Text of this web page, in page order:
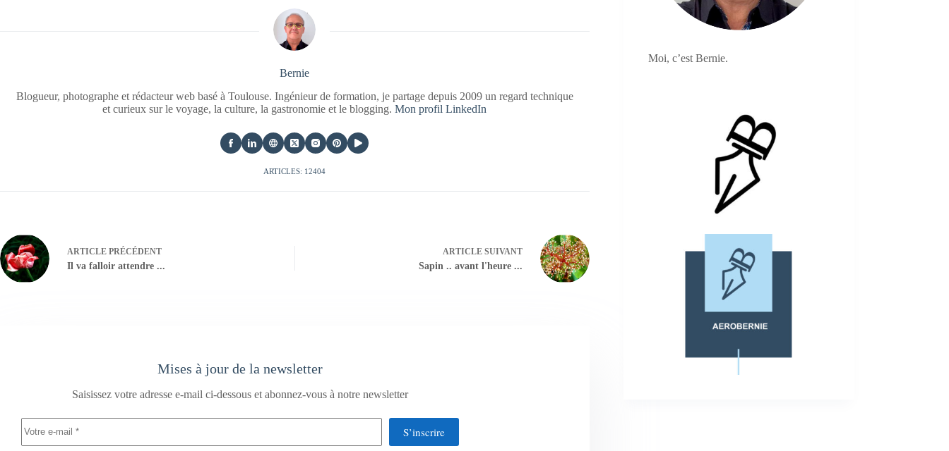
Bernie
Blogueur, photographe et rédacteur web basé à Toulouse. Ingénieur de formation, je partage depuis 2009 un regard technique
et curieux sur le voyage, la culture, la gastronomie et le blogging.Mon profil LinkedIn
ARTICLES: 12404
ARTICLE PRÉCÉDENT
Il va falloir attendre ...
ARTICLESUIVANT
Sapin .. avant l'heure ...
Mises à jour de la newsletter
Saisissez votre adresse e-mail ci-dessous et abonnez-vous à notre newsletter
S’inscrire
Moi, c’est Bernie.